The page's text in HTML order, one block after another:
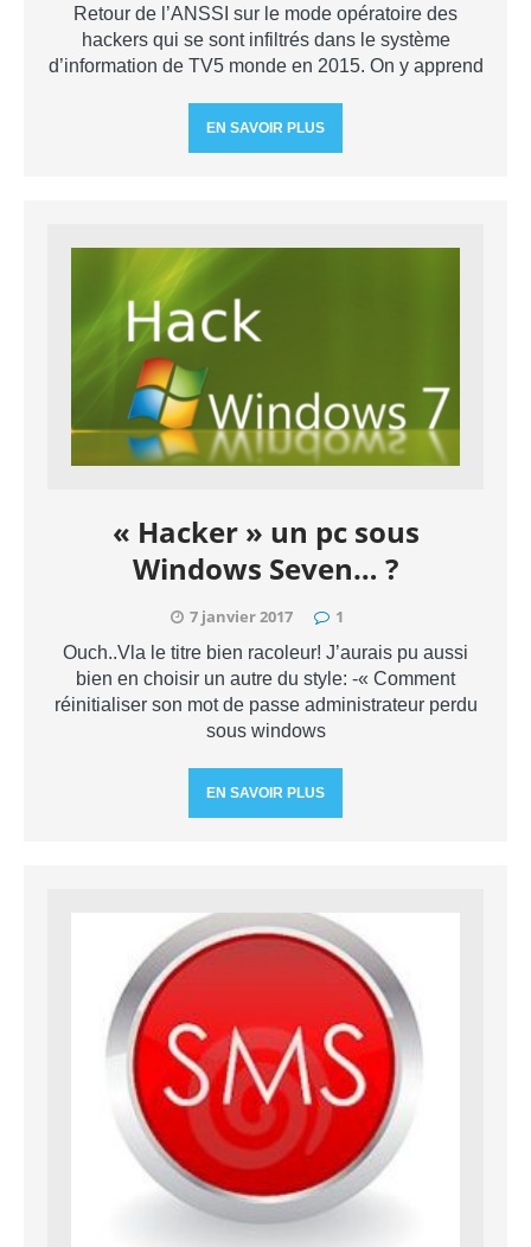
Retour de l’ANSSI sur le mode opératoire des
hackers qui se sont infiltrés dans le système
d’information de TV5 monde en 2015. On y apprend
EN SAVOIR PLUS
« Hacker » un pc sous
Windows Seven… ?
7 janvier 2017 1
Ouch..Vla le titre bien racoleur! J’aurais pu aussi
bien en choisir un autre du style: -« Comment
réinitialiser son mot de passe administrateur perdu
sous windows
EN SAVOIR PLUS